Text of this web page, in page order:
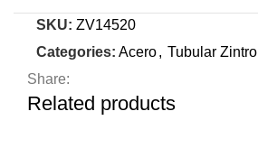
SKU: ZV14520
Categories: Acero, Tubular Zintro
Share:
Related products